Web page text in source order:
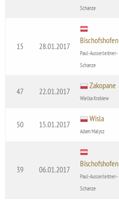
Schanze
15 28.01.2017
Bischofshofen
Paul-Ausserleitner-
Schanze
47 22.01.2017
Zakopane
Wielka Krokiew
50 15.01.2017
Wisla
Adam Malysz
39 06.01.2017
Bischofshofen
Paul-Ausserleitner-
Schanze